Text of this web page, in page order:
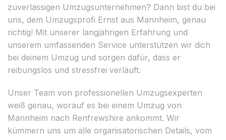
zuverlässigen Umzugsunternehmen? Dann bist du bei
uns, dem Umzugsprofi Ernst aus Mannheim, genau
richtig! Mit unserer langjährigen Erfahrung und
unserem umfassenden Service unterstützen wir dich
bei deinem Umzug und sorgen dafür, dass er
reibungslos und stressfrei verläuft.
Unser Team von professionellen Umzugsexperten
weiß genau, worauf es bei einem Umzug von
Mannheim nach Renfrewshire ankommt. Wir
kümmern uns um alle organisatorischen Details, vom